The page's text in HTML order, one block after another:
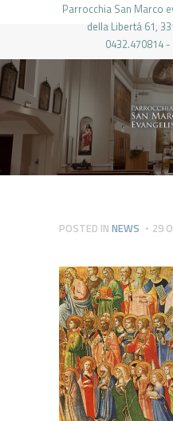
Parrocchia San Marco
della Libertá 61,
0432.470814
PARROCCHIA
HOME
LA PARROCCHIA
IL PARROCO
LE ATTIVITÀ
PIERABECH
CONTATTI
LOGIN
POSTED IN NEWS 29